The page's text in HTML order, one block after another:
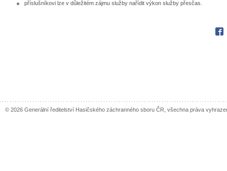
příslušníkovi lze v důležitém zájmu služby nařídit výkon služby přesčas.
© 2026 Generální ředitelství Hasičského záchranného sboru ČR, všechna práva